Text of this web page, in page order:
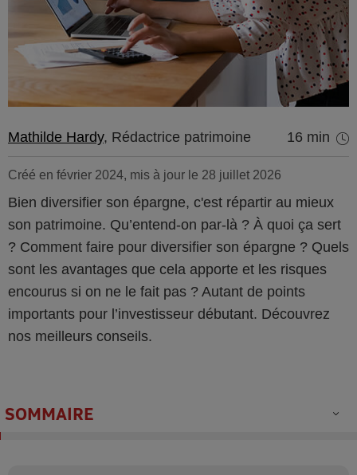
Mathilde Hardy, Rédactrice patrimoine 16 min
Créé en février 2024, mis à jour le 28 juillet 2026
Bien diversifier son épargne, c'est répartir au mieux
son patrimoine. Qu’entend-on par-là ? À quoi ça sert
? Comment faire pour diversifier son épargne ? Quels
sont les avantages que cela apporte et les risques
encourus si on ne le fait pas ? Autant de points
importants pour l’investisseur débutant. Découvrez
nos meilleurs conseils.
SOMMAIRE